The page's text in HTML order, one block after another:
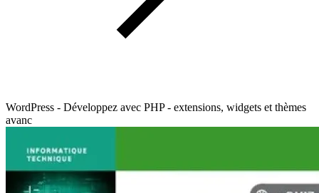
WordPress - Développez avec PHP - extensions, widgets et thèmes
avanc